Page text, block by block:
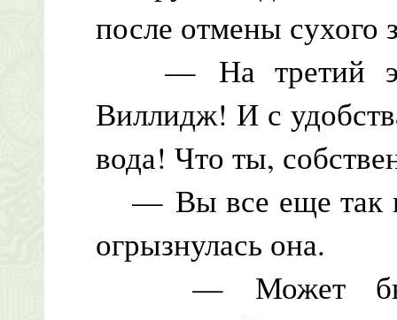
после отмены сухого
— На третий
Виллидж! И с
вода! Что ты,
— Вы все еще так
огрызнулась она.
— Может быть,